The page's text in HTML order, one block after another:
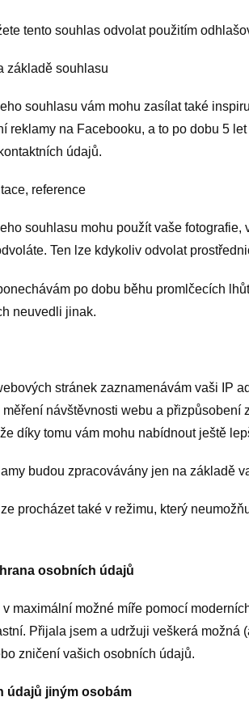
tento souhlas odvolat použitím
základě souhlasu
souhlasu vám mohu zasílat také
reklamy na Facebooku, a to po dobu 5
údajů.
reference
souhlasu mohu použít vaše
Ten lze kdykoliv odvolat
po dobu běhu promlčecích
neuvedli jinak.
stránek zaznamenávám vaši IP
návštěvnosti webu a
díky tomu vám mohu nabídnout ještě
budou zpracovávány jen na základě
procházet také v režimu, který
osobních údajů
maximální možné míře pomocí
Přijala jsem a udržuji veškerá
zničení vašich osobních údajů.
údajů jiným osobám